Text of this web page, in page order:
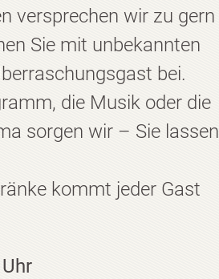
versprechen wir zu gern
Sie mit unbekannten
bei.
die Musik oder die
sorgen wir – Sie lassen
kommt jeder Gast